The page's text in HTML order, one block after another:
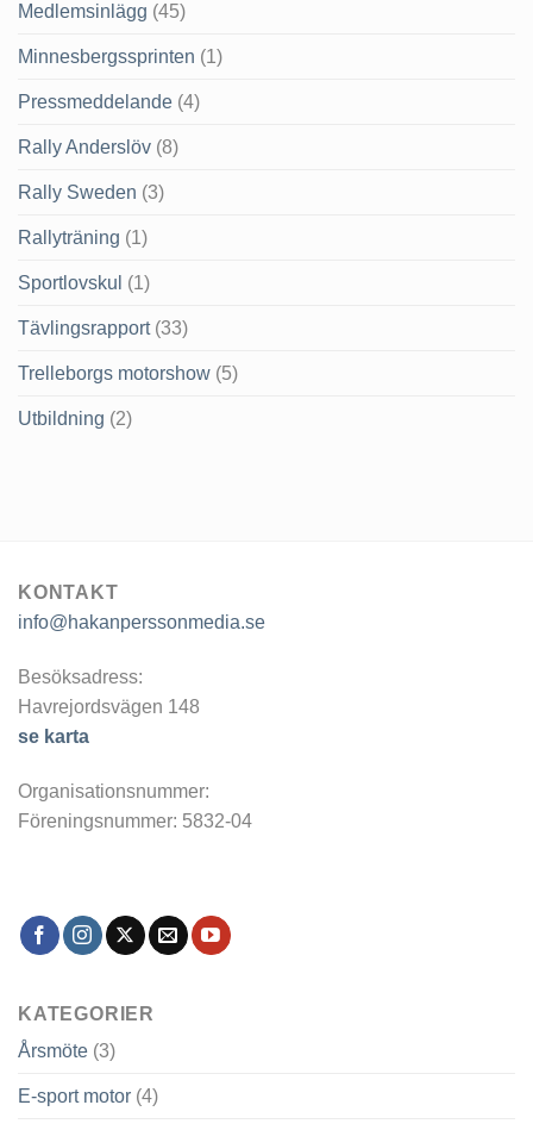
Medlemsinlägg (45)
Minnesbergssprinten (1)
Pressmeddelande (4)
Rally Anderslöv (8)
Rally Sweden (3)
Rallyträning (1)
Sportlovskul (1)
Tävlingsrapport(33)
Trelleborgs motorshow (5)
Utbildning (2)
KONTAKT
info@hakanperssonmedia.se
Besöksadress:
Havrejordsvägen 148
se karta
Organisationsnummer:
Föreningsnummer: 5832-04
KATEGORIER
Årsmöte (3)
E-sport motor (4)